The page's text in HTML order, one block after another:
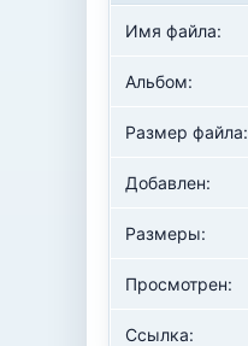
Имя файла:
Альбом:
Размер файла:
Добавлен:
Размеры:
Просмотрен:
Ссылка: